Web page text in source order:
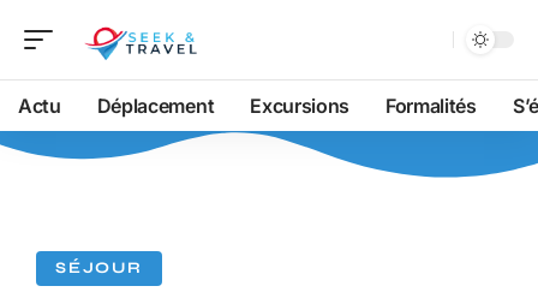
Actu Déplacement Excursions Formalités
SÉJOUR